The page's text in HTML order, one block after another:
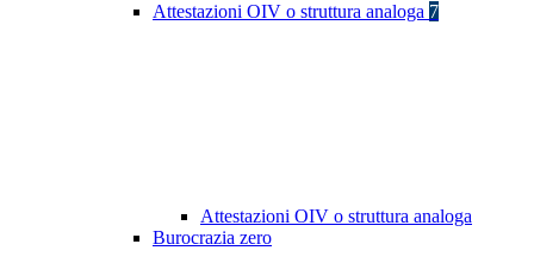
Attestazioni OIV o struttura analoga 7
Attestazioni OIV o struttura analoga
Burocrazia zero